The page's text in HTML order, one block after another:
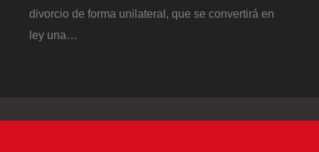
divorcio de forma unilateral, que se convertirá en
ley una…